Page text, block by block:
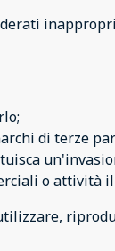
di terze
o attività